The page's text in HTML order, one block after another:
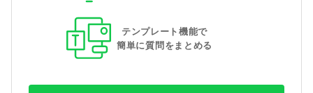
テンプレート機能で
簡単に質問をまとめる